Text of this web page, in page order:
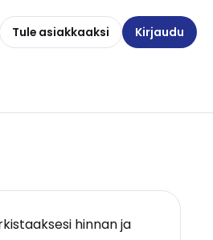
Tule asiakkaaksi Kirjaudu
hinnan ja